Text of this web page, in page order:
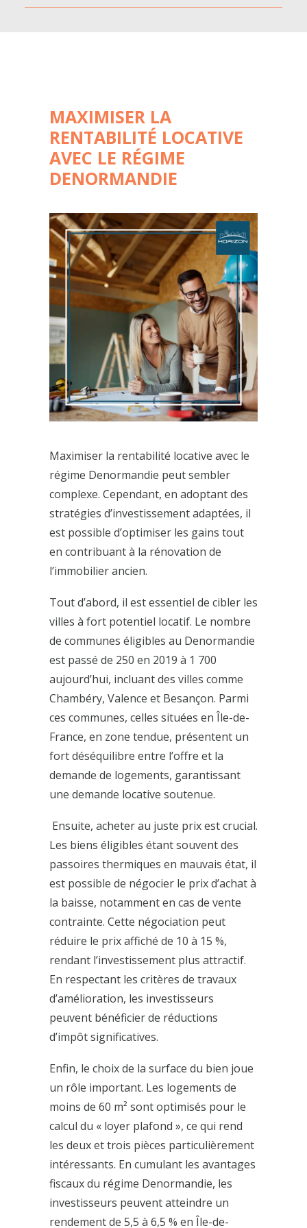
MAXIMISER LA
RENTABILITÉ LOCATIVE
AVEC LE RÉGIME
DENORMANDIE
Maximiser la rentabilité locative avec le
régime Denormandie peut sembler
complexe. Cependant, en adoptant des
stratégies d’investissement adaptées, il
est possible d’optimiser les gains tout
en contribuant à la rénovation de
l’immobilier ancien.
Tout d’abord, il est essentiel de cibler les
villes à fort potentiel locatif. Le nombre
de communes éligibles au Denormandie
est passé de 250 en 2019 à 1 700
aujourd’hui, incluant des villes comme
Chambéry, Valence et Besançon. Parmi
ces communes, celles situées en Île-de-
France, en zone tendue, présentent un
fort déséquilibre entre l’offre et la
demande de logements, garantissant
une demande locative soutenue.
️ Ensuite, acheter au juste prix est crucial.
Les biens éligibles étant souvent des
passoires thermiques en mauvais état, il
est possible de négocier le prix d’achat à
la baisse, notamment en cas de vente
contrainte. Cette négociation peut
réduire le prix affiché de 10 à 15 %,
rendant l’investissement plus attractif.
En respectant les critères de travaux
d’amélioration, les investisseurs
peuvent bénéficier de réductions
d’impôt significatives.
Enfin, le choix de la surface du bien joue
un rôle important. Les logements de
moins de 60 m² sont optimisés pour le
calcul du « loyer plafond », ce qui rend
les deux et trois pièces particulièrement
intéressants. En cumulant les avantages
fiscaux du régime Denormandie, les
investisseurs peuvent atteindre un
rendement de 5,5 à 6,5 % en Île-de-